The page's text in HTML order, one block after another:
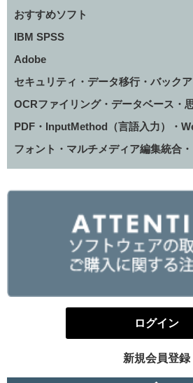
おすすめソフト
IBM SPSS
Adobe
セキュリティ・データ移行・バック
OCRファイリング・データベース・
PDF・InputMethod（言語入力）・
フォント・マルチメディア編集統合
ログイン
新規会員登録